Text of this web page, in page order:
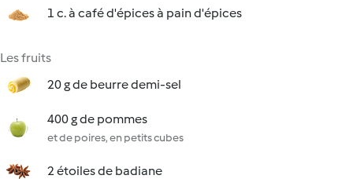
1 c. à café d'épices à pain d'épices
Les fruits
20 g de beurre demi-sel
400 g de pommes
et de poires, en petits cubes
2 étoiles de badiane